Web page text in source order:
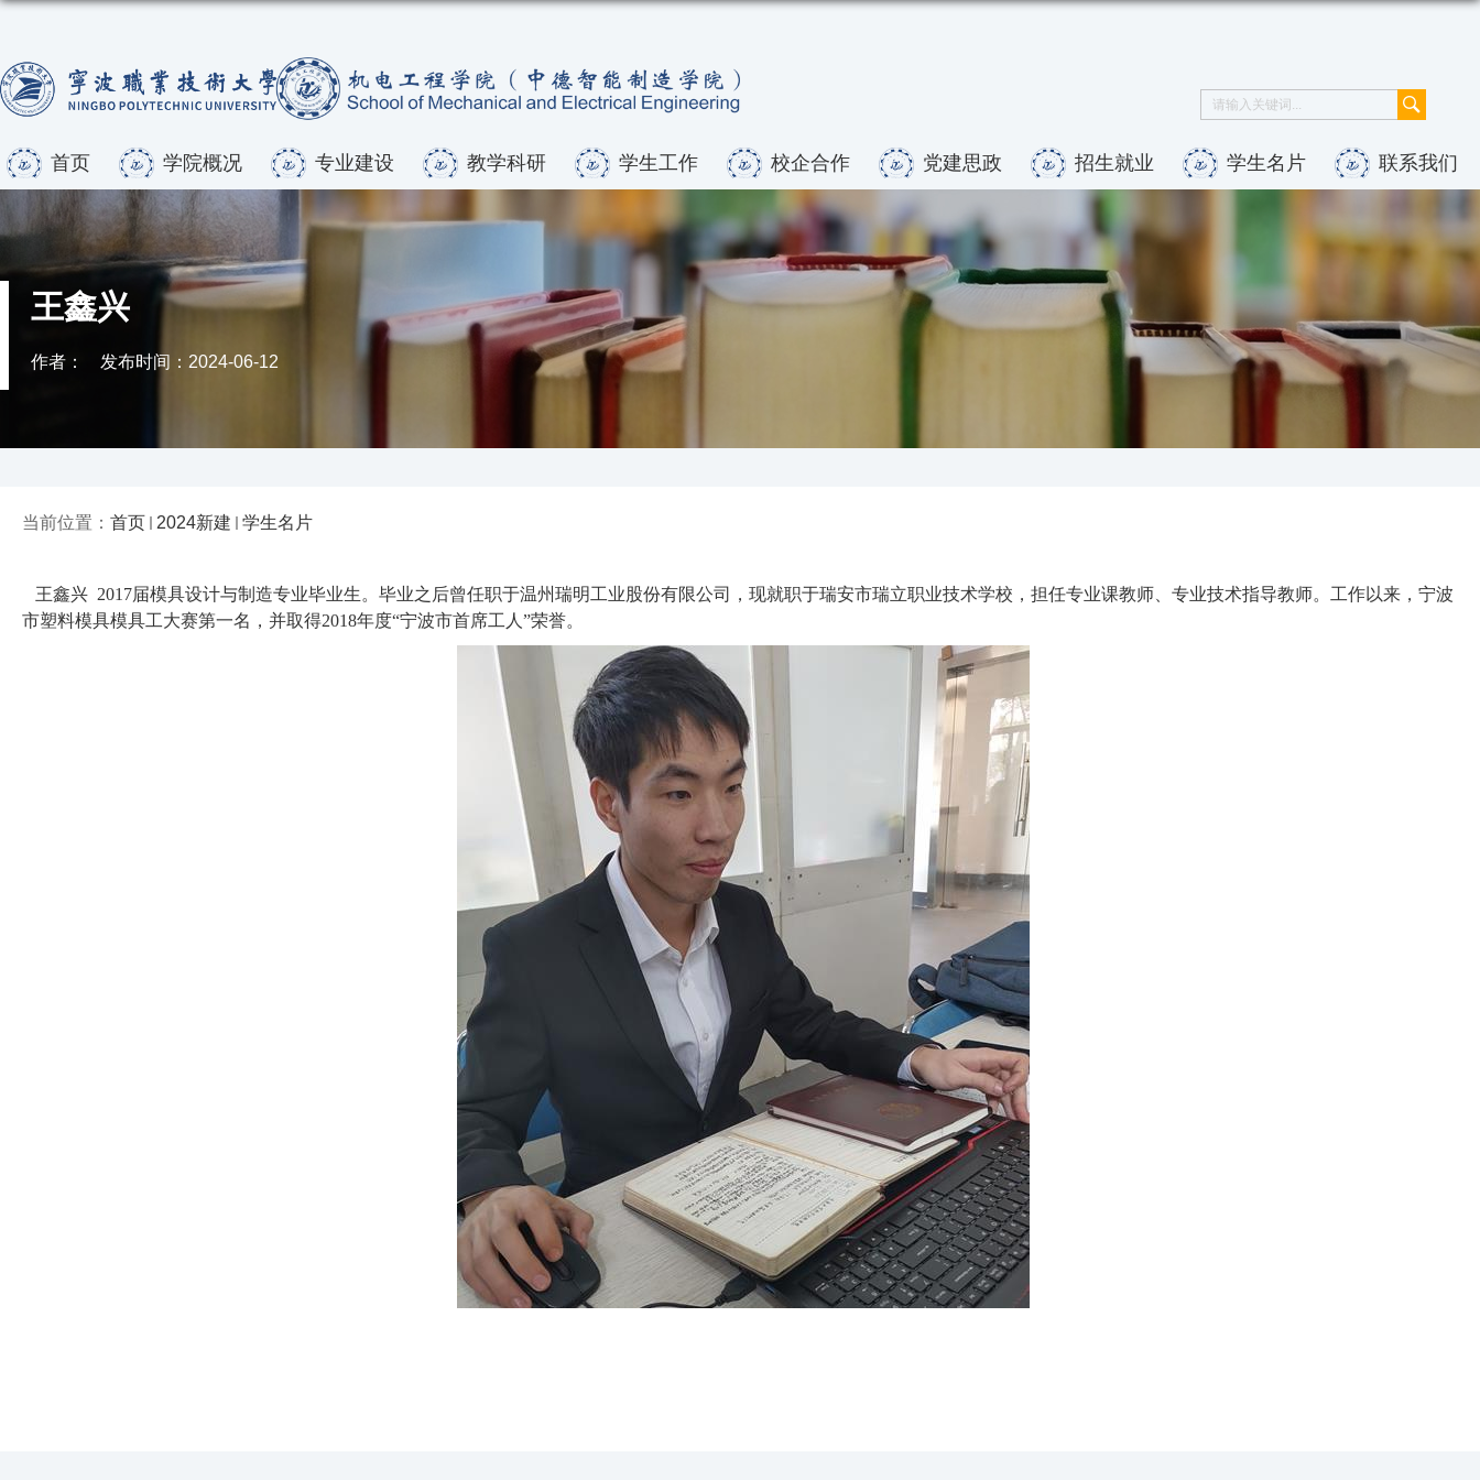
首页 学院概况 专业建设 教学科研 学生工作 校企合作 党建思政 招生就业 学生名片 联系我们
王鑫兴
作者： 发布时间：2024-06-12
当前位置： 首页 2024新建 学生名片
王鑫兴 2017届模具设计与制造专业毕业生。毕业之后曾任职于温州瑞明工业股份有限公司，现就职于瑞安市瑞立职业技术学校，担任专业课教师、专业技术指导教师。工作以来，宁波
市塑料模具模具工大赛第一名，并取得2018年度“宁波市首席工人”荣誉。